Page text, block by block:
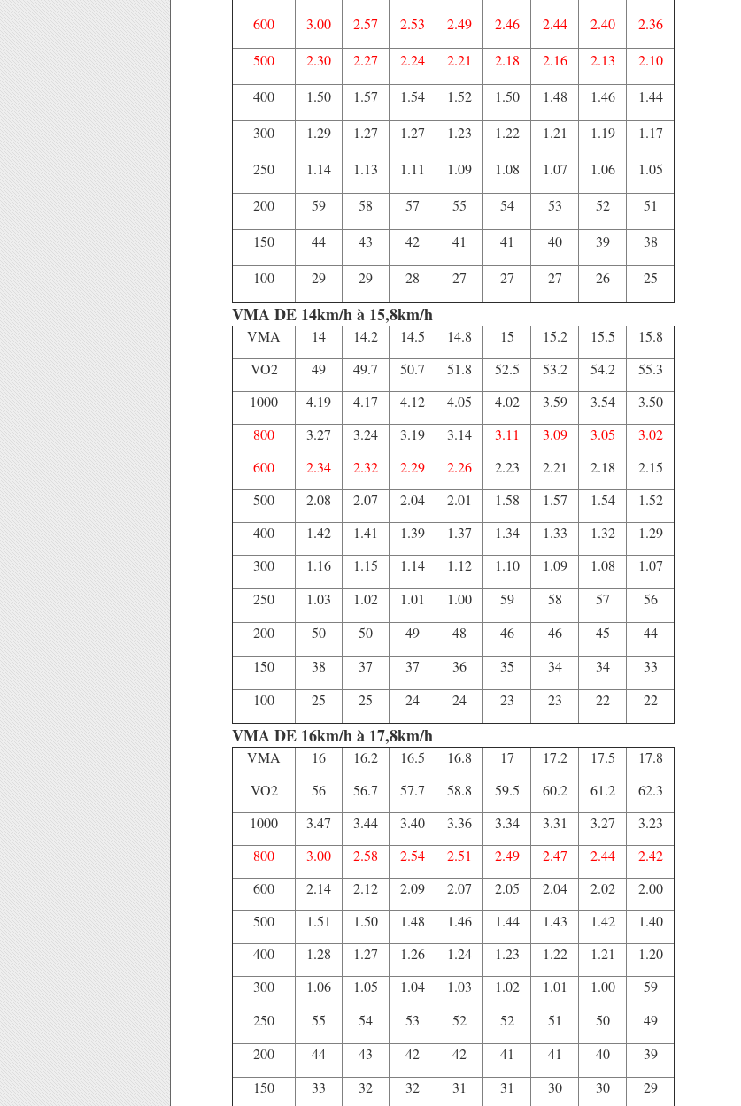
600
3.00 2.57 2.53 2.49 2.46 2.44 2.40
2.36
500
2.30 2.27 2.24 2.21 2.18 2.16 2.13
2.10
400
1.50 1.57 1.54 1.52 1.50 1.48 1.46
1.44
300
1.29 1.27 1.27 1.23 1.22 1.21 1.19
1.17
250
1.14 1.13 1.11 1.09 1.08 1.07 1.06
1.05
200
59 58 57 55 54 53 52
51
150
44 43 42 41 41 40 39
38
100
29 29 28 27 27 27 26 25
VMA DE 14km/h à 15,8km/h
VMA 14 14.2 14.5 14.8 15 15.2 15.5
15.8
VO2
49 49.7 50.7 51.8 52.5 53.2 54.2
55.3
1000
4.19 4.17 4.12 4.05 4.02 3.59 3.54
3.50
800
3.27 3.24 3.19 3.14 3.11 3.09 3.05
3.02
600
2.34 2.32 2.29 2.26 2.23 2.21 2.18
2.15
500
2.08 2.07 2.04 2.01 1.58 1.57 1.54
1.52
400
1.42 1.41 1.39 1.37 1.34 1.33 1.32
1.29
300
1.16 1.15 1.14 1.12 1.10 1.09 1.08
1.07
250
1.03 1.02 1.01 1.00 59 58 57
56
200
50 50 49 48 46 46 45
44
150
38 37 37 36 35 34 34
33
100
25 25 24 24 23 23 22 22
VMA DE 16km/h à 17,8km/h
VMA 16 16.2 16.5 16.8 17 17.2 17.5
17.8
VO2
56 56.7 57.7 58.8 59.5 60.2 61.2
62.3
1000
3.47 3.44 3.40 3.36 3.34 3.31 3.27
3.23
800
3.00 2.58 2.54 2.51 2.49 2.47 2.44
2.42
600
2.14 2.12 2.09 2.07 2.05 2.04 2.02
2.00
500
1.51 1.50 1.48 1.46 1.44 1.43 1.42
1.40
400
1.28 1.27 1.26 1.24 1.23 1.22 1.21
1.20
300
1.06 1.05 1.04 1.03 1.02 1.01 1.00
59
250
55 54 53 52 52 51 50
49
200
44 43 42 42 41 41 40
39
150
33 32 32 31 31 30 30 29